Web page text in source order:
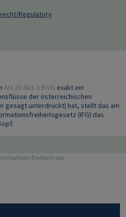
Regulatory
Art 20 Abs 3 B-VG exakt ein
der österreichischen
gesagt unterdrückt) hat, stellt das am
(IFG) das
ein-